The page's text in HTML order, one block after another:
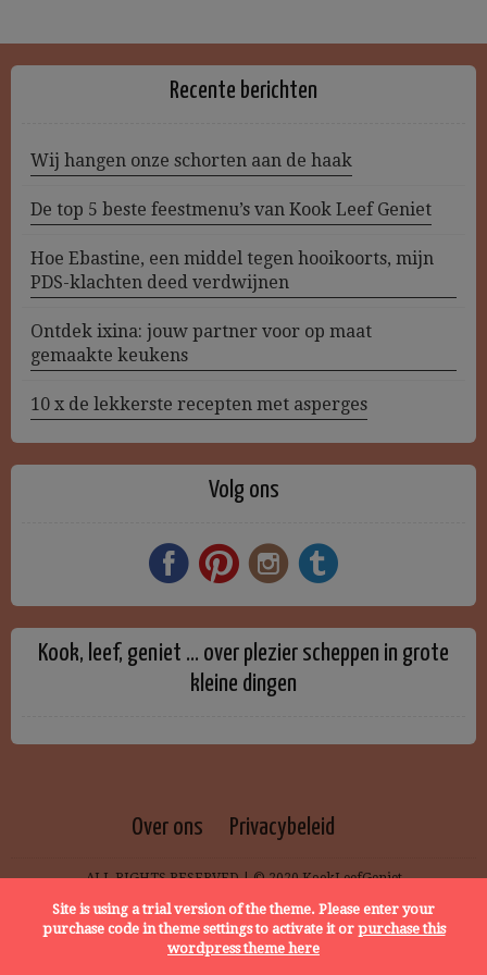
Recente berichten
Wij hangen onze schorten aan de haak
De top 5 beste feestmenu’s van Kook Leef Geniet
Hoe Ebastine, een middel tegen hooikoorts, mijn
PDS-klachten deed verdwijnen
Ontdek ixina: jouw partner voor op maat
gemaakte keukens
10 x de lekkerste recepten met asperges
Volg ons
Kook, leef, geniet … over plezier scheppen in grote
kleine dingen
Over ons Privacybeleid
ALL RIGHTS RESERVED | © 2020 KookLeefGeniet
Site is using a trial version of the theme. Please enter your
purchase code in theme settings to activate it or purchase this
wordpress theme here